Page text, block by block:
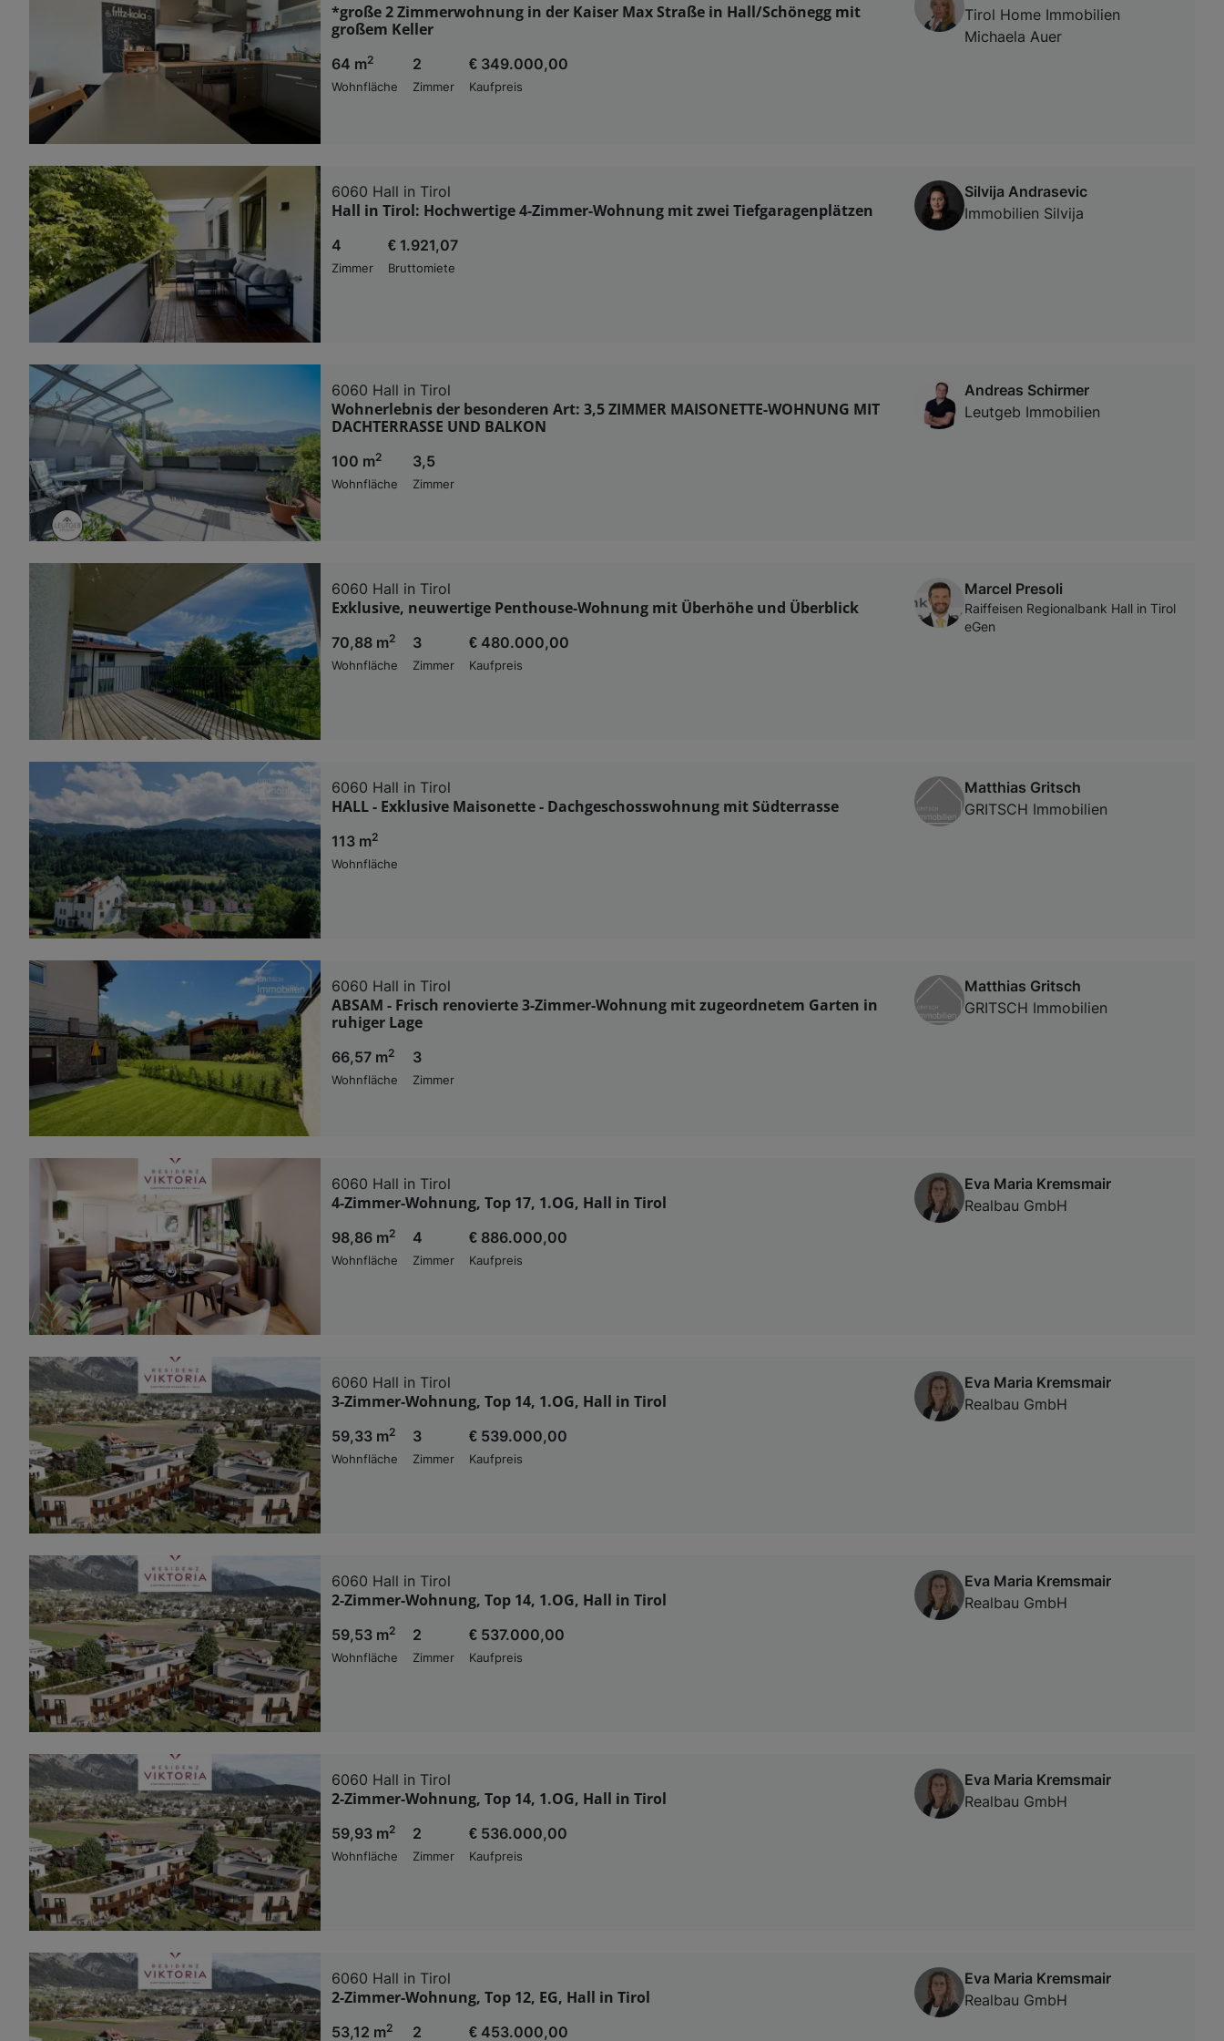
*große 2 Zimmerwohnung in der Kaiser Max Straße in Hall/Schönegg mit
großem Keller
64 m2
Wohnfläche
2
Zimmer
€ 349.000,00
Kaufpreis
Tirol Home Immobilien
Michaela Auer
6060 Hall in Tirol
Hall in Tirol: Hochwertige 4-Zimmer-Wohnung mit zwei Tiefgaragenplätzen
4
Zimmer
€ 1.921,07
Bruttomiete
Silvija Andrasevic
Immobilien Silvija
6060 Hall in Tirol
Wohnerlebnis der besonderen Art: 3,5 ZIMMER MAISONETTE-WOHNUNG MIT
DACHTERRASSE UND BALKON
100 m2
Wohnfläche
3,5
Zimmer
Andreas Schirmer
Leutgeb Immobilien
6060 Hall in Tirol
Exklusive, neuwertige Penthouse-Wohnung mit Überhöhe und Überblick
70,88 m2
Wohnfläche
3
Zimmer
€ 480.000,00
Kaufpreis
Marcel Presoli
Raiffeisen Regionalbank Hall in Tirol
eGen
6060 Hall in Tirol
HALL - Exklusive Maisonette - Dachgeschosswohnung mit Südterrasse
113 m2
Wohnfläche
Matthias Gritsch
GRITSCH Immobilien
6060 Hall in Tirol
ABSAM - Frisch renovierte 3-Zimmer-Wohnung mit zugeordnetem Garten in
ruhiger Lage
66,57 m2
Wohnfläche
3
Zimmer
Matthias Gritsch
GRITSCH Immobilien
6060 Hall in Tirol
4-Zimmer-Wohnung, Top 17, 1.OG, Hall in Tirol
98,86 m2
Wohnfläche
4
Zimmer
€ 886.000,00
Kaufpreis
Eva Maria Kremsmair
Realbau GmbH
6060 Hall in Tirol
3-Zimmer-Wohnung, Top 14, 1.OG, Hall in Tirol
59,33 m2
Wohnfläche
3
Zimmer
€ 539.000,00
Kaufpreis
Eva Maria Kremsmair
Realbau GmbH
6060 Hall in Tirol
2-Zimmer-Wohnung, Top 14, 1.OG, Hall in Tirol
59,53 m2
Wohnfläche
2
Zimmer
€ 537.000,00
Kaufpreis
Eva Maria Kremsmair
Realbau GmbH
6060 Hall in Tirol
2-Zimmer-Wohnung, Top 14, 1.OG, Hall in Tirol
59,93 m2
Wohnfläche
2
Zimmer
€ 536.000,00
Kaufpreis
Eva Maria Kremsmair
Realbau GmbH
6060 Hall in Tirol
2-Zimmer-Wohnung, Top 12, EG, Hall in Tirol
53,12 m2 2 € 453.000,00
Eva Maria Kremsmair
Realbau GmbH